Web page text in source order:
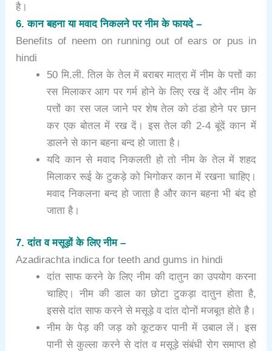
है।
6. कान बहना या मवाद निकलने पर नीम के फायदे –
Benefits of neem on running out of ears or pus in
hindi
50 मि.ली. तिल के तेल में बराबर मात्रा में नीम के पत्तों का
रस मिलाकर आग पर गर्म होने के लिए रख दें और नीम के
पत्तों का रस जल जाने पर शेष तेल को ठंडा होने पर छान
कर एक बोतल में रख दें। इस तेल की 2-4 बूंदें कान में
डालने से कान बहना बन्द हो जाता है।
यदि कान से मवाद निकलती हो तो नीम के तेल में शहद
मिलाकर रूई के टुकड़े को भिगोकर कान में रखना चाहिए।
मवाद निकलना बन्द हो जाता है और कान बहना भी बंद हो
जाता है।
7. दांत व मसूड़ों के लिए नीम –
Azadirachta indica for teeth and gums in hindi
दांत साफ करने के लिए नीम की दातुन का उपयोग करना
चाहिए। नीम की डाल का छोटा टुकड़ा दातुन होता है,
इससे दांत साफ करने से मसूड़े व दांत दोनों मजबूत होते है।
नीम के पेड़ की जड़ को कूटकर पानी में उबाल लें। इस
पानी से कुल्ला करने से दांत व मसूड़े संबंधी रोग समाप्त हो